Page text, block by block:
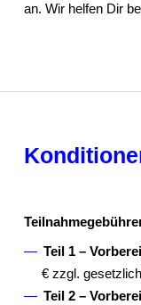
an. Wir helfen Dir
Teil 1 –
€ zzgl.
Teil 2 –